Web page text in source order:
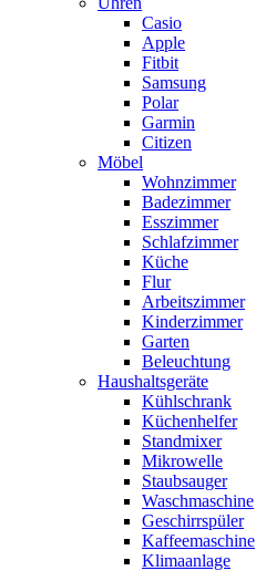
Casio
Apple
Fitbit
Samsung
Polar
Garmin
Citizen
Möbel
Wohnzimmer
Badezimmer
Esszimmer
Schlafzimmer
Küche
Flur
Arbeitszimmer
Kinderzimmer
Garten
Beleuchtung
Haushaltsgeräte
Kühlschrank
Küchenhelfer
Standmixer
Mikrowelle
Staubsauger
Waschmaschine
Geschirrspüler
Kaffeemaschine
Klimaanlage